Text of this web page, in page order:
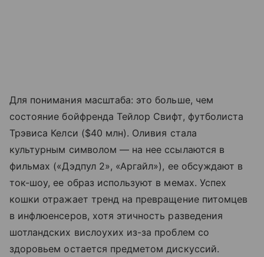
Для понимания масштаба: это больше, чем
состояние бойфренда Тейлор Свифт, футболиста
Трэвиса Келси ($40 млн). Оливия стала
культурным символом — на нее ссылаются в
фильмах («Дэдпул 2», «Аргайл»), ее обсуждают в
ток-шоу, ее образ используют в мемах. Успех
кошки отражает тренд на превращение питомцев
в инфлюенсеров, хотя этичность разведения
шотландских вислоухих из-за проблем со
здоровьем остается предметом дискуссий.